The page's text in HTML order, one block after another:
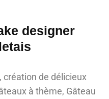
designer
création de délicieux
à thème, Gâteau